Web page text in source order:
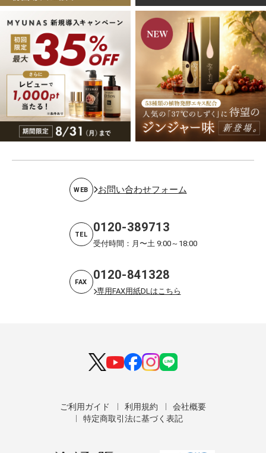
WEB お問い合わせフォーム
TEL 0120-389713
受付時間：月〜土 9:00～18:00
FAX 0120-841328
専用FAX用紙DLはこちら
ご利用ガイド 利用規約
会社概要
特定商取引法に基づく表記